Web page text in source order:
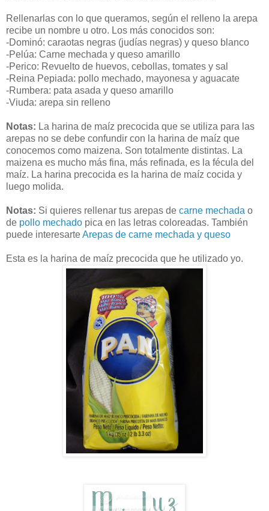
Rellenarlas con lo que queramos, según el relleno la arepa
recibe un nombre u otro. Los más conocidos son:
-Dominó: caraotas negras (judías negras) y queso blanco
-Pelúa: Carne mechada y queso amarillo
-Perico: Revuelto de huevos, cebollas, tomates y sal
-Reina Pepiada: pollo mechado, mayonesa y aguacate
-Rumbera: pata asada y queso amarillo
-Viuda: arepa sin relleno
Notas: La harina de maíz precocida que se utiliza para las
arepas no se debe confundir con la harina de maíz que
conocemos como maizena. Son totalmente distintas. La
maizena es mucho más fina, más refinada, es la fécula del
maíz. La harina precocida es la harina de maíz cocida y
luego molida.
Notas: Si quieres rellenar tus arepas de carne mechada o
de pollo mechado pica en las letras coloreadas. También
puede interesarteArepas de carne mechada y queso
Esta es la harina de maíz precocida que he utilizado yo.